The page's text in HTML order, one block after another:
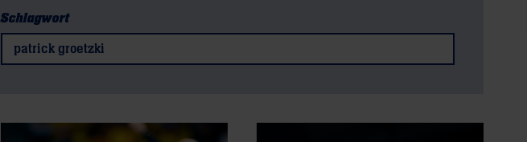
Schlagwort
patrick groetzki